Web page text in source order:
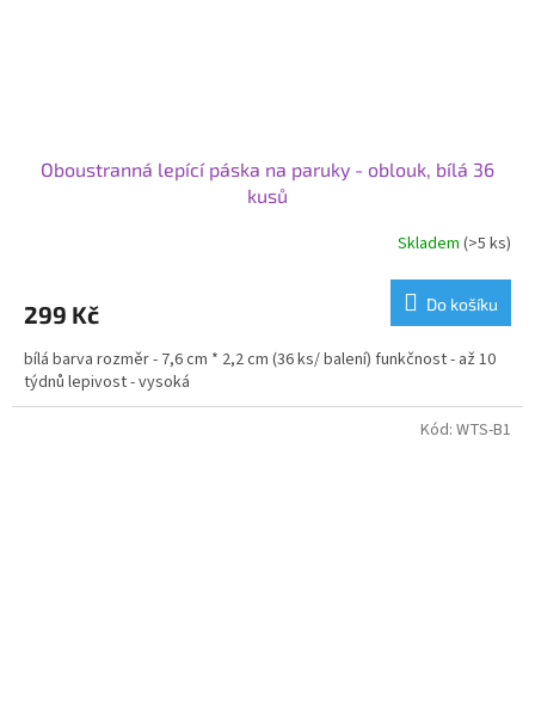
Oboustranná lepící páska na paruky - oblouk, bílá 36
kusů
Skladem (>5 ks)
299 Kč Do košíku
bílá barva rozměr - 7,6 cm * 2,2 cm (36 ks/ balení) funkčnost - až 10
týdnů lepivost - vysoká
Kód: WTS-B1